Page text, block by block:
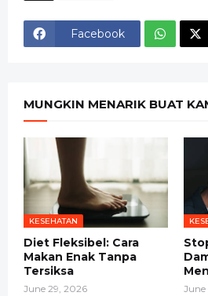
Facebook
MUNGKIN MENARIK BUAT
KESEHATAN
Diet Fleksibel: Cara
Makan Enak Tanpa
Tersiksa
June 29, 2026 June